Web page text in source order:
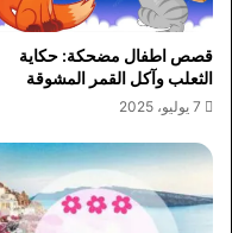
قصص اطفال مضحكة: حكاية
الثعلب وآكل القمر المشوقة
7 يوليو، 2025